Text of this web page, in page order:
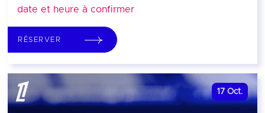
date et heure à confirmer
RÉSERVER
17 Oct.